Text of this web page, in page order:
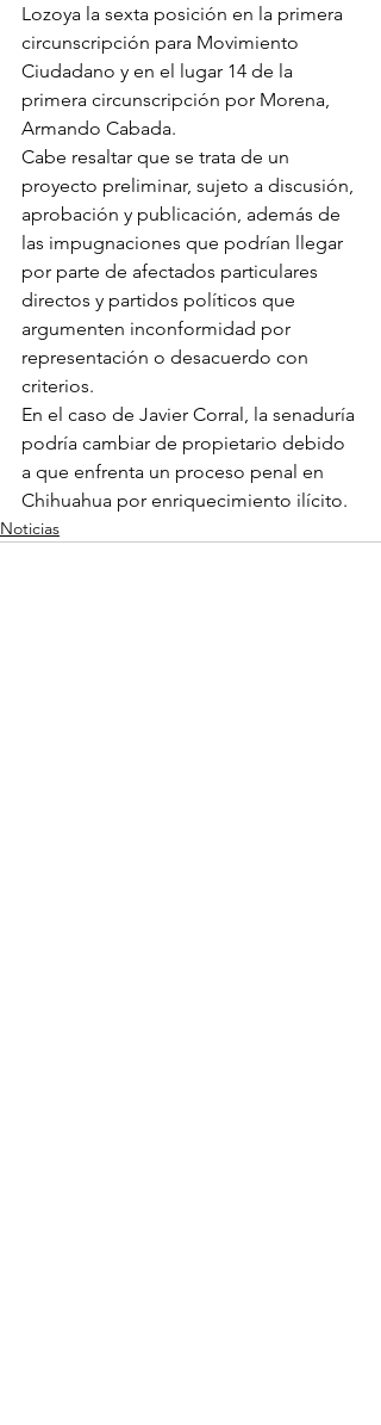
Lozoya la sexta posición en la primera
circunscripción para Movimiento
Ciudadano y en el lugar 14 de la
primera circunscripción por Morena,
Armando Cabada.
Cabe resaltar que se trata de un
proyecto preliminar, sujeto a discusión,
aprobación y publicación, además de
las impugnaciones que podrían llegar
por parte de afectados particulares
directos y partidos políticos que
argumenten inconformidad por
representación o desacuerdo con
criterios.
En el caso de Javier Corral, la senaduría
podría cambiar de propietario debido
a que enfrenta un proceso penal en
Chihuahua por enriquecimiento ilícito.
Noticias